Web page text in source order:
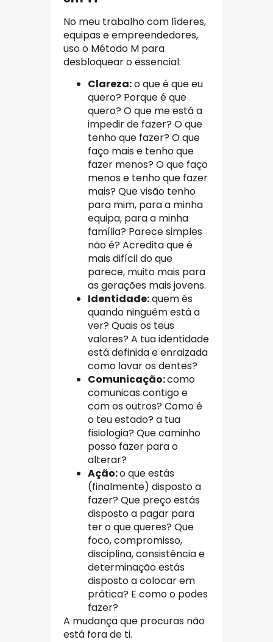
No meu trabalho com líderes,
equipas e empreendedores,
uso o Método M para
desbloquear o essencial:
Clareza:o que é que eu
quero? Porque é que
quero? O que me está a
impedir de fazer? O que
tenho que fazer? O que
faço mais e tenho que
fazer menos? O que faço
menos e tenho que fazer
mais? Que visão tenho
para mim, para a minha
equipa, para a minha
família? Parece simples
não é? Acredita que é
mais difícil do que
parece, muito mais para
as gerações mais jovens.
Identidade:quem és
quando ninguém está a
ver? Quais os teus
valores? A tua identidade
está definida e enraizada
como lavar os dentes?
Comunicação:como
comunicas contigo e
com os outros? Como é
o teu estado? a tua
fisiologia? Que caminho
posso fazer para o
alterar?
Ação:o que estás
(finalmente) disposto a
fazer? Que preço estás
disposto a pagar para
ter o que queres? Que
foco, compromisso,
disciplina, consistência e
determinação estás
disposto a colocar em
prática? E como o podes
fazer?
A mudança que procuras não
está fora de ti.